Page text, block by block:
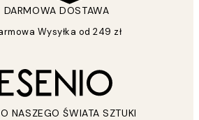
DARMOWA DOSTAWA
Wysyłka od 249 zł
NASZEGO ŚWIATA SZTUKI